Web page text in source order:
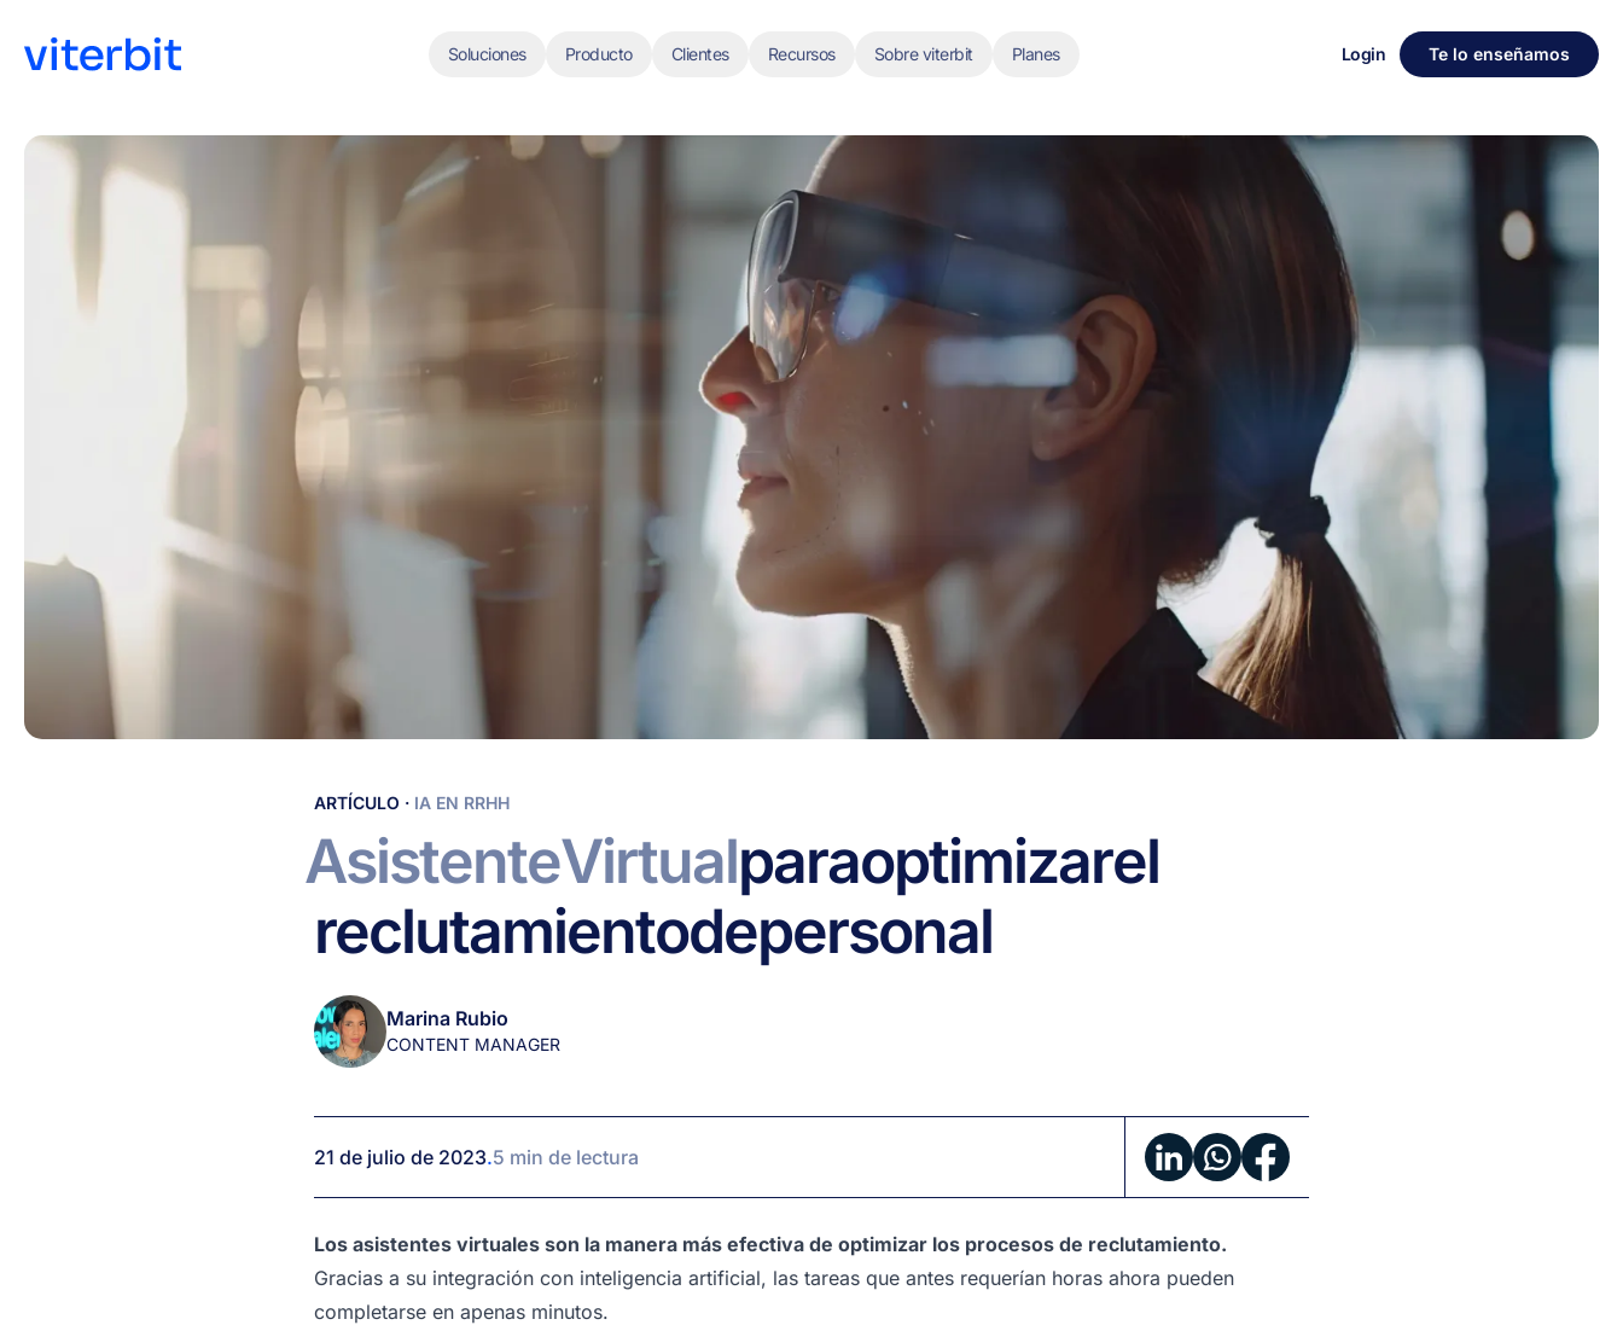
Login Te lo enseñamos
Soluciones Producto Clientes Recursos Sobre viterbit Planes
Asistente
para
optimizar
el
reclutamiento
personal
ARTÍCULO · IA EN RRHH
AsistenteVirtualparaoptimizarel
reclutamientodepersonal
Marina Rubio
CONTENT MANAGER
21 de julio de 2023.5 min de lectura
Los asistentes virtuales son la manera más efectiva de optimizar los procesos de reclutamiento.
Gracias a su integración con inteligencia artificial, las tareas que antes requerían horas ahora pueden
completarse en apenas minutos.